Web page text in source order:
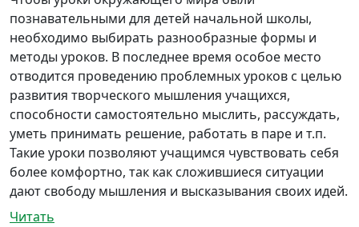
познавательными для детей начальной школы,
необходимо выбирать разнообразные формы и
методы уроков. В последнее время особое место
отводится проведению проблемных уроков с целью
развития творческого мышления учащихся,
способности самостоятельно мыслить, рассуждать,
уметь принимать решение, работать в паре и т.п.
Такие уроки позволяют учащимся чувствовать себя
более комфортно, так как сложившиеся ситуации
дают свободу мышления и высказывания своих идей.
Читать